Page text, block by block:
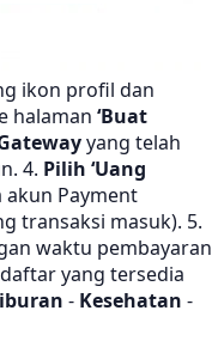
ikon profil dan
halaman ‘Buat
yang telah
4. Pilih ‘Uang
akun Payment
transaksi masuk). 5.
waktu pembayaran
yang tersedia
- Kesehatan -